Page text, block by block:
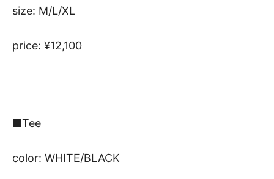
size: M/L/XL
price: ¥12,100
■Tee
color: WHITE/BLACK